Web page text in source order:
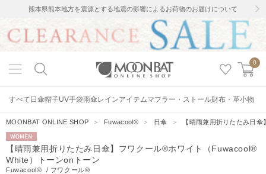
熊本県熊本地方を震源とする地震の影響によるお荷物のお届けについて
0
すべて 日傘帽子UV手袋雨傘レインアイテムマフラー・ストール財布・革小物
MOONBAT ONLINE SHOP ＞ Fuwacool® ＞ 日傘 ＞ 【晴雨兼用折りたたみ日
WOMEN
【晴雨兼用折りたたみ日傘】フワクール®ホワイト（Fuwacool®
White）トーンonトーン
Fuwacool® / フワクール®